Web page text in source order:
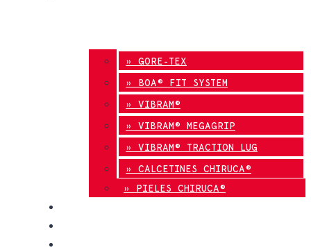
» GORE-TEX
» BOA® FIT SYSTEM
» VIBRAM®
» VIBRAM® MEGAGRIP
» VIBRAM® TRACTION LUG
» CALCETINES CHIRUCA®
» PIELES CHIRUCA®